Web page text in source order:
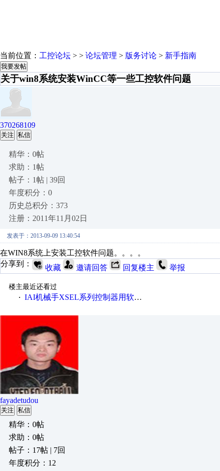
当前位置： 工控论坛 > > 论坛管理 > 版务讨论 > 新手指南
我要发帖
关于win8系统安装WinCC等一些工控软件问题
370268109
关注 私信
精华：0帖
求助：1帖
帖子：1帖 | 39回
年度积分：0
历史总积分：373
注册：2011年11月02日
发表于：2013-09-09 13:40:54
在WIN8系统上安装工控软件问题。。。。
分享到：
收藏 邀请回答 回复楼主 举报
楼主最近还看过
· IAI机械手XSEL系列控制器用软件10.0中文版软件
fayadetudou
关注 私信
精华：0帖
求助：0帖
帖子：17帖 | 7回
年度积分：12